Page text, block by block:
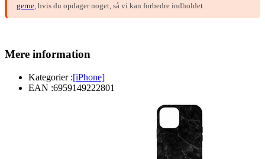
gerne, hvis du opdager noget, så vi kan forbedre indholdet.
Mere information
Kategorier :[iPhone]
EAN :6959149222801